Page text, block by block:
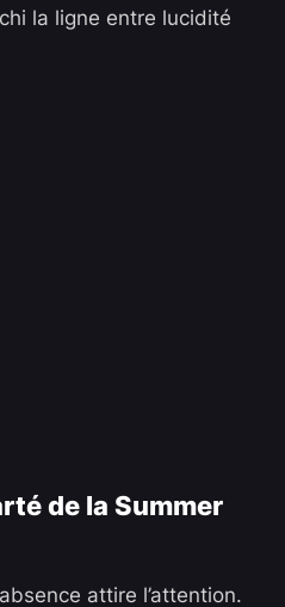
la ligne entre lucidité
de la Summer
attire l’attention.